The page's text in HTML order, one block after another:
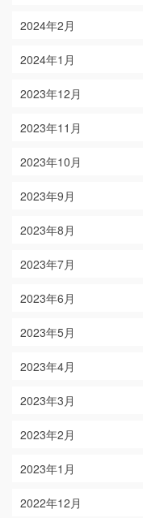
2024年2月
2024年1月
2023年12月
2023年11月
2023年10月
2023年9月
2023年8月
2023年7月
2023年6月
2023年5月
2023年4月
2023年3月
2023年2月
2023年1月
2022年12月